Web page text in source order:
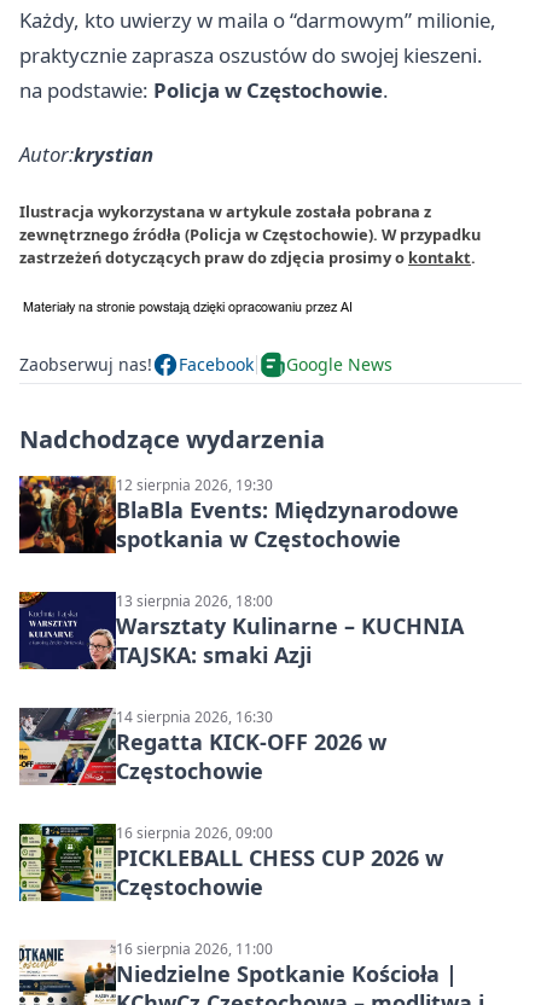
Każdy, kto uwierzy w maila o “darmowym” milionie,
praktycznie zaprasza oszustów do swojej kieszeni.
na podstawie: Policja w Częstochowie.
Autor:krystian
Ilustracja wykorzystana w artykule została pobrana z
zewnętrznego źródła (Policja w Częstochowie). W przypadku
zastrzeżeń dotyczących praw do zdjęcia prosimy o kontakt.
Zaobserwuj nas! Facebook Google News
Nadchodzące wydarzenia
12 sierpnia 2026, 19:30
BlaBla Events: Międzynarodowe
spotkania w Częstochowie
13 sierpnia 2026, 18:00
Warsztaty Kulinarne – KUCHNIA
TAJSKA: smaki Azji
14 sierpnia 2026, 16:30
Regatta KICK-OFF 2026 w
Częstochowie
16 sierpnia 2026, 09:00
PICKLEBALL CHESS CUP 2026 w
Częstochowie
16 sierpnia 2026, 11:00
Niedzielne Spotkanie Kościoła |